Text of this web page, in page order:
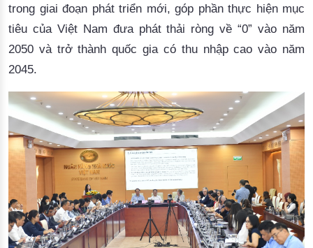
trong giai đoạn phát triển mới, góp phần thực hiện mục
tiêu của Việt Nam đưa phát thải ròng về “0” vào năm
2050 và trở thành quốc gia có thu nhập cao vào năm
2045.